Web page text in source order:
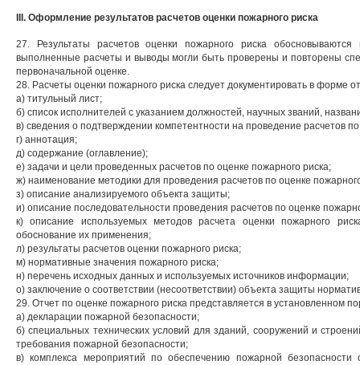
III. Оформление результатов расчетов оценки пожарного риска
27. Результаты расчетов оценки пожарного риска
выполненные расчеты и выводы могли быть проверены и повторены
первоначальной оценке.
28. Расчеты оценки пожарного риска следует документировать в форме
а) титульный лист;
б) список исполнителей с указанием должностей, научных званий,
в) сведения о подтверждении компетентности на проведение расчетов
г) аннотация;
д) содержание (оглавление);
е) задачи и цели проведенных расчетов по оценке пожарного риска;
ж) наименование методики для проведения расчетов по оценке
з) описание анализируемого объекта защиты;
и) описание последовательности проведения расчетов по оценке
к) описание используемых методов расчета оценки пожарного
обоснование их применения;
л) результаты расчетов оценки пожарного риска;
м) нормативные значения пожарного риска;
н) перечень исходных данных и используемых источников информации;
о) заключение о соответствии (несоответствии) объекта защиты
29. Отчет по оценке пожарного риска представляется в установленном
а) декларации пожарной безопасности;
б) специальных технических условий для зданий, сооружений и
требования пожарной безопасности;
в) комплекса мероприятий по обеспечению пожарной безопасности